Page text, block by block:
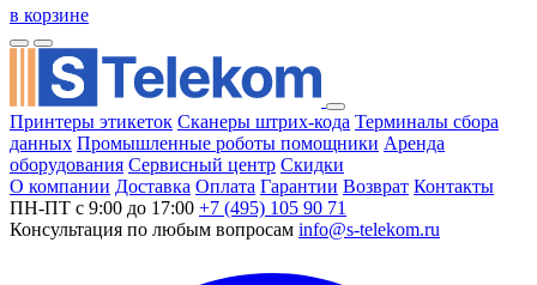
в корзине
Принтеры этикеток Сканеры штрих-кода Терминалы сбора
данных Промышленные роботы помощники Аренда
оборудования Сервисный центр Скидки
О компании Доставка Оплата Гарантии Возврат Контакты
ПН-ПТ с 9:00 до 17:00 +7 (495) 105 90 71
Консультация по любым вопросам info@s-telekom.ru